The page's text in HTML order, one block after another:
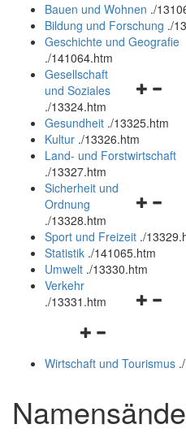
Bauen und Wohnen ./
Bildung und Forschung ./
Geschichte und Geografie
./141064.htm
und
schließen
Gesellschaft
und Soziales
./13324.htm
Gesundheit ./13325.htm
Kultur ./13326.htm
Land- und Forstwirtschaft
./13327.htm
und
schließen
Sicherheit und
Ordnung
./13328.htm
Sport und Freizeit ./
Statistik ./141065.htm
Umwelt ./13330.htm
Verkehr
./13331.htm
Navigationsmenü
und
Wirtschaft und Tourismus .